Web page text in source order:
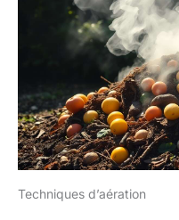
Techniques d’aération